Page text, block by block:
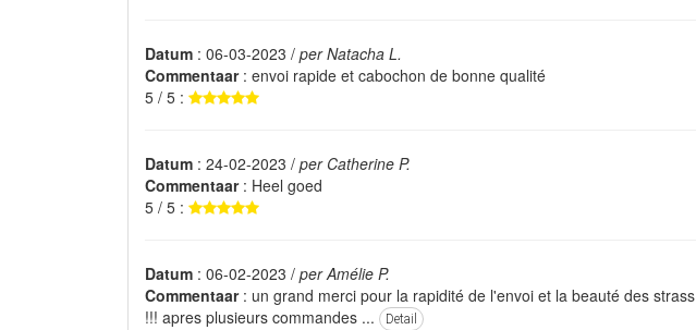
Datum : 06-03-2023 / per Natacha L.
Commentaar: envoi rapide et cabochon de bonne qualité
5 / 5 :
Datum : 24-02-2023 / per Catherine P.
Commentaar: Heel goed
5 / 5 :
Datum : 06-02-2023 / per Amélie P.
Commentaar: un grand merci pour la rapidité de l'envoi et la beauté des strass
!!! apres plusieurs commandes ...
Detail